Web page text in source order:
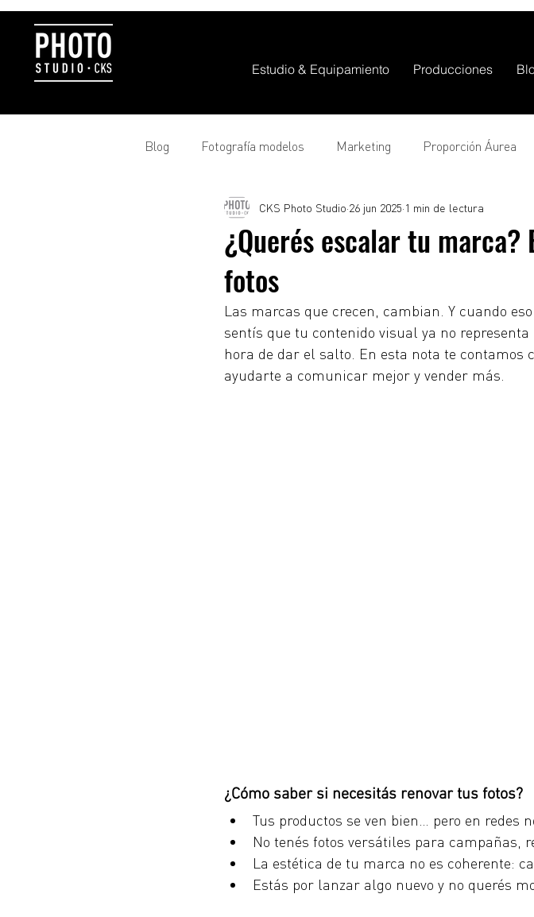
Estudio & Equipamiento Producciones
Blog Fotografía modelos Marketing Proporción Áurea
Equipamiento Tipos de fotografía Video
¿Querés escalar tu marca?
fotos
CKS Photo Studio 26 jun 2025 1 min de lectura
Las marcas que crecen, cambian. Y cuando
sentís que tu contenido visual ya no
hora de dar el salto. En esta nota te contamos
ayudarte a comunicar mejor y vender más.
¿Cómo saber si necesitás renovar tus fotos?
Tus productos se ven bien… pero en redes
No tenés fotos versátiles para campañas,
La estética de tu marca no es coherente:
Estás por lanzar algo nuevo y no querés